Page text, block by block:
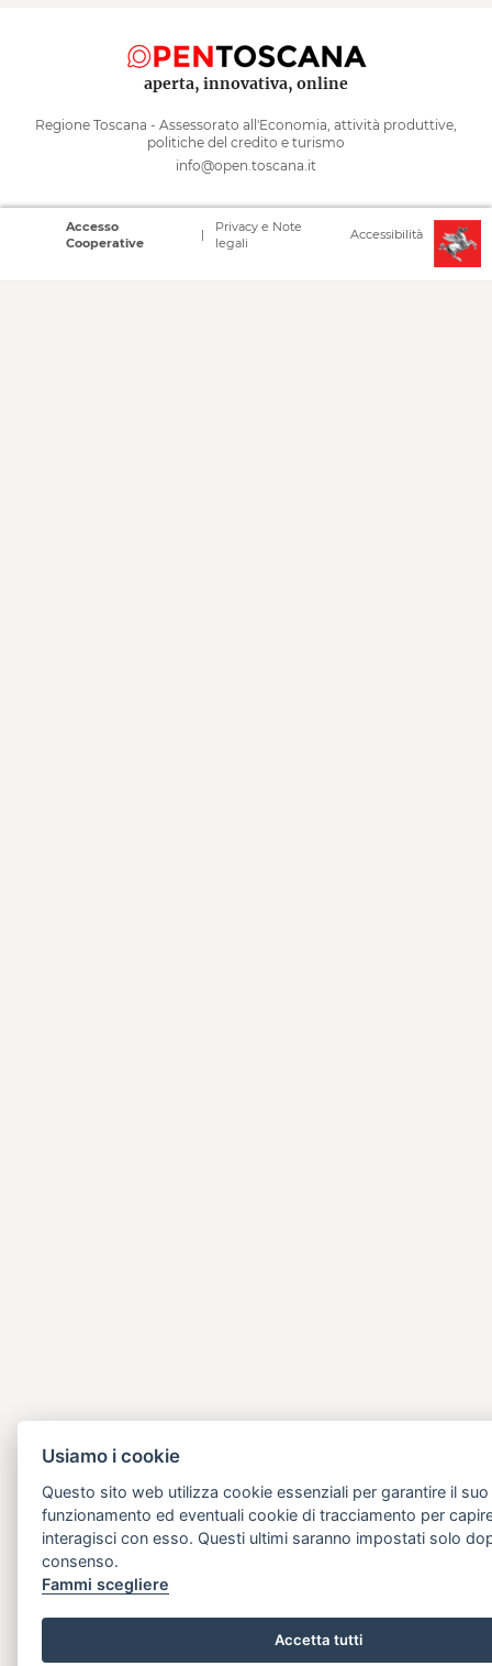
aperta, innovativa, online
Regione Toscana - Assessorato all'Economia, attività produttive,
politiche del credito e turismo
info@open.toscana.it
Accesso
Cooperative
Privacy e Note
legali
Accessibilità
Usiamo i cookie
Questo sito web utilizza cookie essenziali per garantire il
funzionamento ed eventuali cookie di tracciamento per
interagisci con esso. Questi ultimi saranno impostati solo
consenso.
Fammi scegliere
Accetta tutti